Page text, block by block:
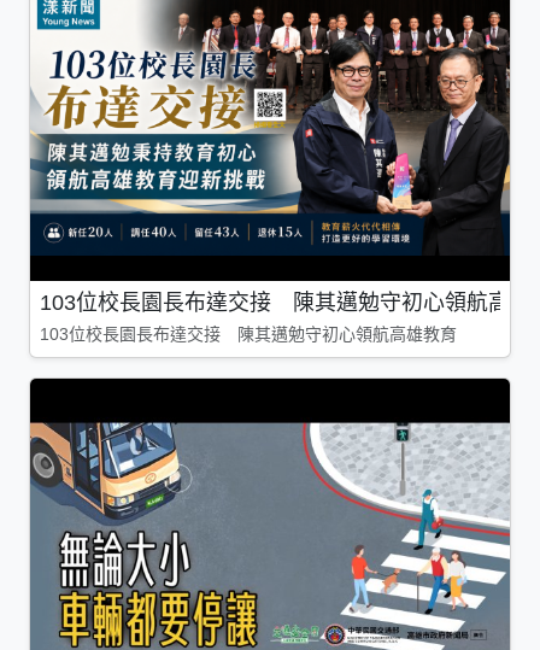
103位校長園長布達交接 陳其邁勉守初心領航高雄
103位校長園長布達交接 陳其邁勉守初心領航高雄教育